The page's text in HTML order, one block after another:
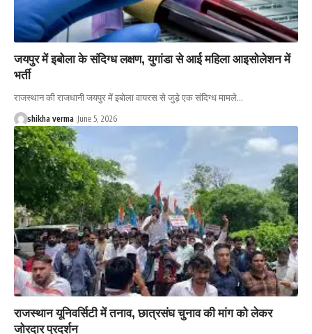
जयपुर में इबोला के संदिग्ध लक्षण, युगांडा से आई महिला आइसोलेशन में
भर्ती
राजस्थान की राजधानी जयपुर में इबोला वायरस से जुड़े एक संदिग्ध मामले…
shikha verma June 5, 2026
राजस्थान यूनिवर्सिटी में तनाव, छात्रसंघ चुनाव की मांग को लेकर
जोरदार प्रदर्शन